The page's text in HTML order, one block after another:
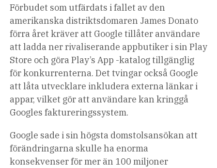
Förbudet som utfärdats i fallet av den
amerikanska distriktsdomaren James Donato
förra året kräver att Google tillåter användare
att ladda ner rivaliserande appbutiker i sin Play
Store och göra Play’s App -katalog tillgänglig
för konkurrenterna. Det tvingar också Google
att låta utvecklare inkludera externa länkar i
appar, vilket gör att användare kan kringgå
Googles faktureringssystem.
Google sade i sin högsta domstolsansökan att
förändringarna skulle ha enorma
konsekvenser för mer än 100 miljoner